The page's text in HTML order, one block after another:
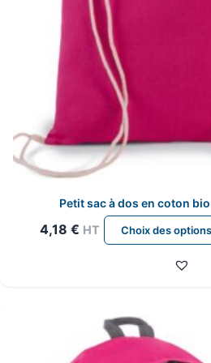
Petit sac à dos en coton
4,18 € HT Choix des options